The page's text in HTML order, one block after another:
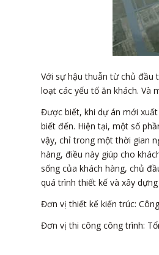
Với sự hậu thuẫn từ chủ đầu
loạt các yếu tố ăn khách. Và
Được biết, khi dự án mới
biết đến. Hiện tại, một số
vậy, chỉ trong một thời gian
hàng, điều này giúp cho
sống của khách hàng, chủ
quá trình thiết kế và xây
Đơn vị thiết kế kiến trúc:
Đơn vị thi công công trình: